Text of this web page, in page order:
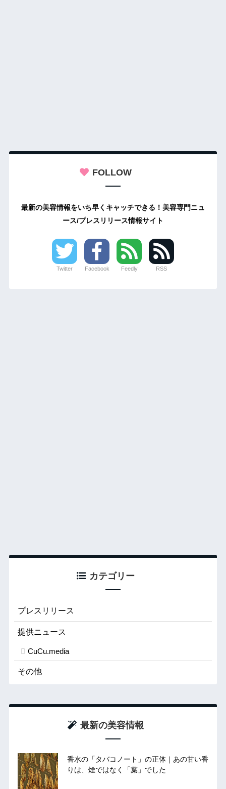
FOLLOW
最新の美容情報をいち早くキャッチできる！美容専門ニュ
ース/プレスリリース情報サイト
Twitter Facebook Feedly RSS
カテゴリー
プレスリリース
提供ニュース
CuCu.media
その他
最新の美容情報
香水の「タバコノート」の正体｜あの甘い香
りは、煙ではなく「葉」でした